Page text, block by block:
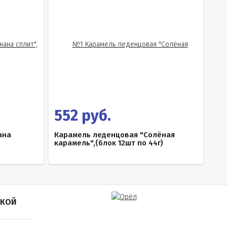
552 руб.
Карамель леденцовая "Солёная
карамель",(блок 12шт по 44г)